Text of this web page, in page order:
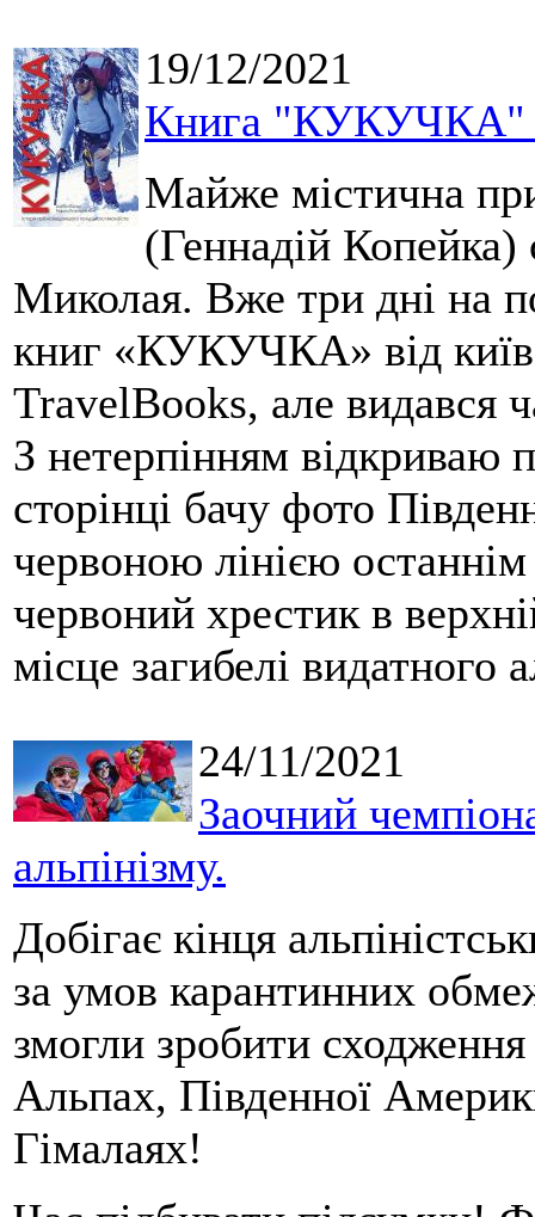
19/12/2021
Книга "КУКУЧКА" -
Майже містична
(Геннадій Копейка)
Миколая. Вже три дні на
книг «КУКУЧКА» від
TravelBooks, але видався
З нетерпінням відкриваю
сторінці бачу фото
червоною лінією
червоний хрестик в
місце загибелі видатного
24/11/2021
Заочний
альпінізму.
Добігає кінця
за умов карантинних
змогли зробити
Альпах, Південної
Гімалаях!